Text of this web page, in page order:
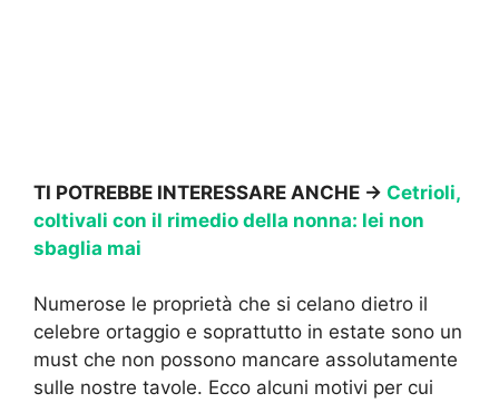
TI POTREBBE INTERESSARE ANCHE -> Cetrioli,
coltivali con il rimedio della nonna: lei non
sbaglia mai
Numerose le proprietà che si celano dietro il
celebre ortaggio e soprattutto in estate sono un
must che non possono mancare assolutamente
sulle nostre tavole. Ecco alcuni motivi per cui